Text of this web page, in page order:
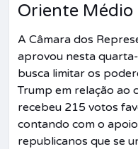
Oriente Médio
A Câmara dos
aprovou nesta
busca limitar os
Trump em relação ao
recebeu 215 votos
contando com o
republicanos que se